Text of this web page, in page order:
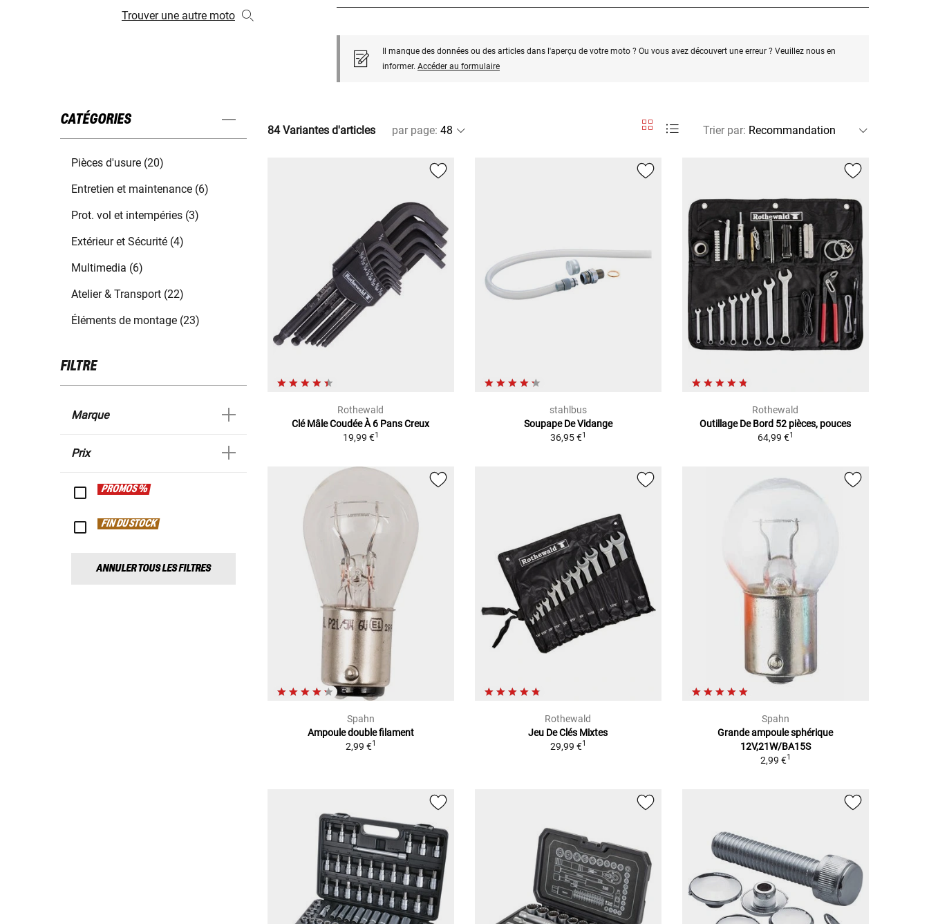
Trouver une autre moto
Il manque des données ou des articles dans l'aperçu de votre moto ? Ou vous avez découvert une erreur ? Veuillez nous en
informer. Accéder au formulaire
CATÉGORIES
Pièces d'usure (20)
Entretien et maintenance (6)
Prot. vol et intempéries (3)
Extérieur et Sécurité (4)
Multimedia (6)
Atelier & Transport (22)
Éléments de montage (23)
FILTRE
Marque
Prix
PROMOS %
FIN DU STOCK
ANNULER TOUS LES FILTRES
84 Variantes d'articles par page: Trier par:
Rothewald
Clé Mâle Coudée À 6 Pans Creux
19,99 €1
stahlbus
Soupape De Vidange
36,95 €1
Rothewald
Outillage De Bord 52 pièces, pouces
64,99 €1
Spahn
Ampoule double filament
2,99 €1
Rothewald
Jeu De Clés Mixtes
29,99 €1
Spahn
Grande ampoule sphérique
12V,21W/BA15S
2,99 €1